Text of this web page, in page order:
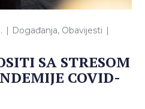
Događanja, Obavijesti
SA STRESOM
COVID-